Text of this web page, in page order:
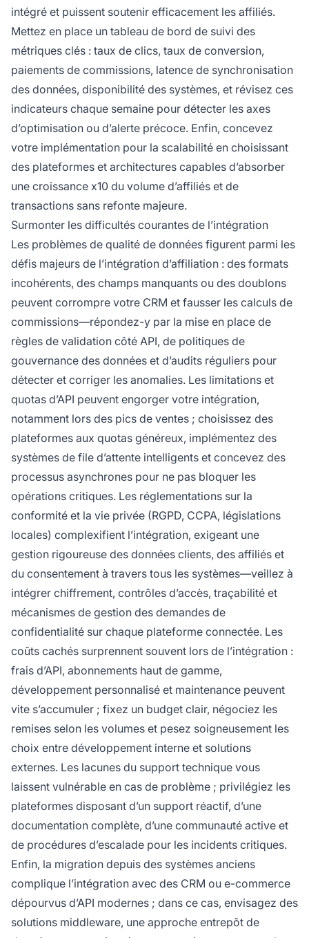
intégré et puissent soutenir efficacement les affiliés.
Mettez en place un tableau de bord de suivi des
métriques clés : taux de clics, taux de conversion,
paiements de commissions, latence de synchronisation
des données, disponibilité des systèmes, et révisez ces
indicateurs chaque semaine pour détecter les axes
d’optimisation ou d’alerte précoce. Enfin, concevez
votre implémentation pour la scalabilité en choisissant
des plateformes et architectures capables d’absorber
une croissance x10 du volume d’affiliés et de
transactions sans refonte majeure.
Surmonter les difficultés courantes de l’intégration
Les problèmes de qualité de données figurent parmi les
défis majeurs de l’intégration d’affiliation : des formats
incohérents, des champs manquants ou des doublons
peuvent corrompre votre CRM et fausser les calculs de
commissions—répondez-y par la mise en place de
règles de validation côté API, de politiques de
gouvernance des données et d’audits réguliers pour
détecter et corriger les anomalies. Les limitations et
quotas d’API peuvent engorger votre intégration,
notamment lors des pics de ventes ; choisissez des
plateformes aux quotas généreux, implémentez des
systèmes de file d’attente intelligents et concevez des
processus asynchrones pour ne pas bloquer les
opérations critiques. Les réglementations sur la
conformité et la vie privée (RGPD, CCPA, législations
locales) complexifient l’intégration, exigeant une
gestion rigoureuse des données clients, des affiliés et
du consentement à travers tous les systèmes—veillez à
intégrer chiffrement, contrôles d’accès, traçabilité et
mécanismes de gestion des demandes de
confidentialité sur chaque plateforme connectée. Les
coûts cachés surprennent souvent lors de l’intégration :
frais d’API, abonnements haut de gamme,
développement personnalisé et maintenance peuvent
vite s’accumuler ; fixez un budget clair, négociez les
remises selon les volumes et pesez soigneusement les
choix entre développement interne et solutions
externes. Les lacunes du support technique vous
laissent vulnérable en cas de problème ; privilégiez les
plateformes disposant d’un support réactif, d’une
documentation complète, d’une communauté active et
de procédures d’escalade pour les incidents critiques.
Enfin, la migration depuis des systèmes anciens
complique l’intégration avec des CRM ou e-commerce
dépourvus d’API modernes ; dans ce cas, envisagez des
solutions middleware, une approche entrepôt de